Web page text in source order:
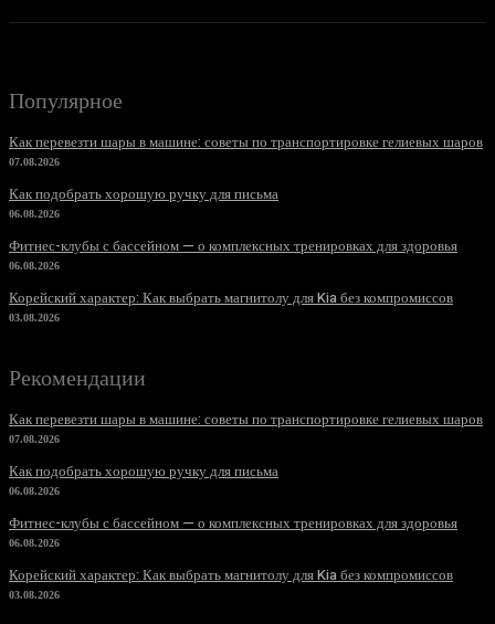
Популярное
Как перевезти шары в машине: советы по транспортировке гелиевых шаров
07.08.2026
Как подобрать хорошую ручку для письма
06.08.2026
Фитнес-клубы с бассейном — о комплексных тренировках для здоровья
06.08.2026
Корейский характер: Как выбрать магнитолу для Kia без компромиссов
03.08.2026
Рекомендации
Как перевезти шары в машине: советы по транспортировке гелиевых шаров
07.08.2026
Как подобрать хорошую ручку для письма
06.08.2026
Фитнес-клубы с бассейном — о комплексных тренировках для здоровья
06.08.2026
Корейский характер: Как выбрать магнитолу для Kia без компромиссов
03.08.2026